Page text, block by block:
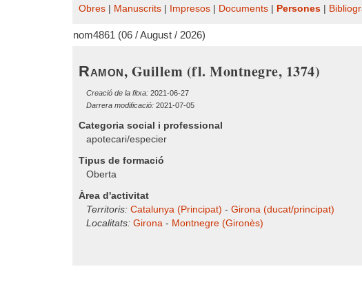
Obres Manuscrits Impresos Documents Persones
nom4861 (06 / August / 2026)
Ramon, Guillem (fl. Montnegre, 1374)
Creació de la fitxa: 2021-06-27
Darrera modificació: 2021-07-05
Categoria social i professional
apotecari/especier
Tipus de formació
Oberta
Àrea d'activitat
Territoris: Catalunya (Principat) - Girona (ducat/principat)
Localitats: Girona - Montnegre (Gironès)